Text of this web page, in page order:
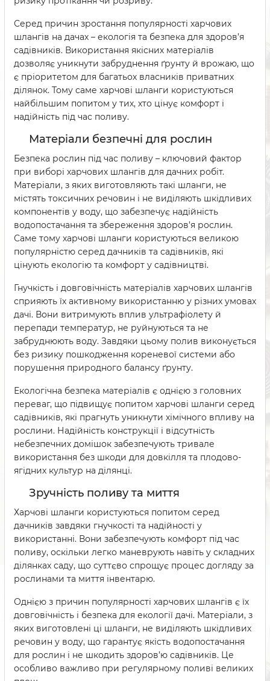
Серед причин зростання популярності харчових
шлангів на дачах – екологія та безпека для здоров’я
садівників. Використання якісних матеріалів
дозволяє уникнути забруднення ґрунту й врожаю, що
є пріоритетом для багатьох власників приватних
ділянок. Тому саме харчові шланги користуються
найбільшим попитом у тих, хто цінує комфорт і
надійність під час поливу.
Матеріали безпечні для рослин
Безпека рослин під час поливу – ключовий фактор
при виборі харчових шлангів для дачних робіт.
Матеріали, з яких виготовляють такі шланги, не
містять токсичних речовин і не виділяють шкідливих
компонентів у воду, що забезпечує надійність
водопостачання та збереження здоров’я рослин.
Саме тому харчові шланги користуються великою
популярністю серед дачників та садівників, які
цінують екологію та комфорт у садівництві.
Гнучкість і довговічність матеріалів харчових шлангів
сприяють їх активному використанню у різних умовах
дачі. Вони витримують вплив ультрафіолету й
перепади температур, не руйнуються та не
забруднюють воду. Завдяки цьому полив виконується
без ризику пошкодження кореневої системи або
порушення природного балансу ґрунту.
Екологічна безпека матеріалів є однією з головних
переваг, що підвищує попитом харчові шланги серед
садівників, які прагнуть уникнути хімічного впливу на
рослини. Надійність конструкції і відсутність
небезпечних домішок забезпечують тривале
використання без шкоди для довкілля та плодово-
ягідних культур на ділянці.
Зручність поливу та миття
Харчові шланги користуються попитом серед
дачників завдяки гнучкості та надійності у
використанні. Вони забезпечують комфорт під час
поливу, оскільки легко маневрують навіть у складних
ділянках саду, що суттєво спрощує процес догляду за
рослинами та миття інвентарю.
Однією з причин популярності харчових шлангів є їх
довговічність і безпека для екології дачі. Матеріали, з
яких виготовлені ці шланги, не виділяють шкідливих
речовин у воду, що гарантує якість водопостачання
для рослин і не шкодить здоров’ю садівників. Це
особливо важливо при регулярному поливі великих